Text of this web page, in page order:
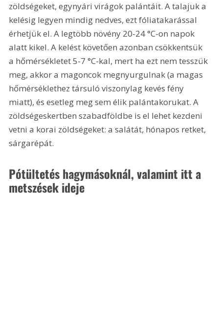
zöldségeket, egynyári virágok palántáit. A talajuk a
kelésig legyen mindig nedves, ezt fóliatakarással
érhetjük el. A legtöbb növény 20-24 °C-on napok
alatt kikel. A kelést követően azonban csökkentsük
a hőmérsékletet 5-7 °C-kal, mert ha ezt nem tesszük
meg, akkor a magoncok megnyurgulnak (a magas
hőmérséklethez társuló viszonylag kevés fény
miatt), és esetleg meg sem élik palántakorukat. A
zöldségeskertben szabadföldbe is el lehet kezdeni
vetni a korai zöldségeket: a salátát, hónapos retket,
sárgarépát.
Pótültetés hagymásoknál, valamint itt a
metszések ideje